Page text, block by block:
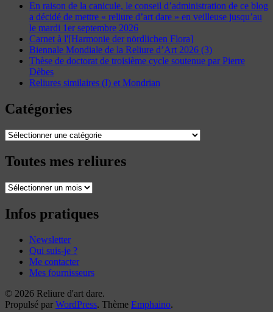
En raison de la canicule, le conseil d’administration de ce blog
a décidé de mettre « reliure d’art dare » en veilleuse jusqu’au
le mardi 1er septembre 2026
Carnet à l'[Harmonie der nördlichen Flora]
Biennale Mondiale de la Reliure d’Art 2026 (3)
Thèse de doctorat de troisième cycle soutenue par Pierre
Dèbes
Reliures similaires (I) et Mondrian
Catégories
Catégories
Toutes mes reliures
Toutes
reliures
Infos pratiques
Newsletter
Qui suis-je ?
Me contacter
Mes fournisseurs
© 2026 Reliure d'art dare.
Propulsé par WordPress. Thème Emphaino.